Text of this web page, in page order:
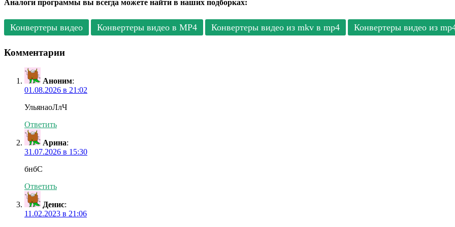
Аналоги программы вы всегда можете найти в наших подборках:
Конвертеры видео Конвертеры видео в MP4 Конвертеры видео из mkv в mp4 Конвертеры видео из
Комментарии
Аноним:
01.08.2026 в 21:02
УльянаоЛлЧ
Ответить
Арина:
31.07.2026 в 15:30
бнбС
Ответить
Денис:
11.02.2023 в 21:06